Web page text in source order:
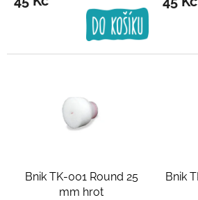
ů
Bnik TK-001 Round 25
mm hrot
Bnik